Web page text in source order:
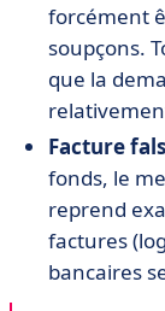
forcément
soupçons.
que la
Facture
fonds, le
reprend
factures
bancaires